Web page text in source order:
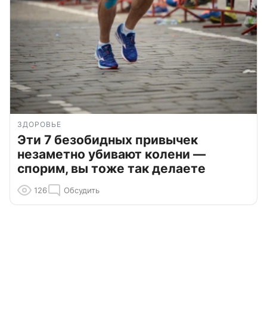
ЗДОРОВЬЕ
Эти 7 безобидных привычек
незаметно убивают колени —
спорим, вы тоже так делаете
126 Обсудить